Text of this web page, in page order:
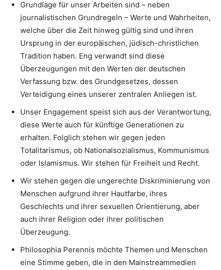
Grundlage für unser Arbeiten sind – neben
journalistischen Grundregeln – Werte und Wahrheiten,
welche über die Zeit hinweg gültig sind und ihren
Ursprung in der europäischen, jüdisch-christlichen
Tradition haben. Eng verwandt sind diese
Überzeugungen mit den Werten der deutschen
Verfassung bzw. des Grundgesetzes, dessen
Verteidigung eines unserer zentralen Anliegen ist.
Unser Engagement speist sich aus der Verantwortung,
diese Werte auch für künftige Generationen zu
erhalten. Folglich stehen wir gegen jeden
Totalitarismus, ob Nationalsozialismus, Kommunismus
oder Islamismus. Wir stehen für Freiheit und Recht.
Wir stehen gegen die ungerechte Diskriminierung von
Menschen aufgrund ihrer Hautfarbe, ihres
Geschlechts und ihrer sexuellen Orientierung, aber
auch ihrer Religion oder ihrer politischen
Überzeugung.
Philosophia Perennis möchte Themen und Menschen
eine Stimme geben, die in den Mainstreammedien